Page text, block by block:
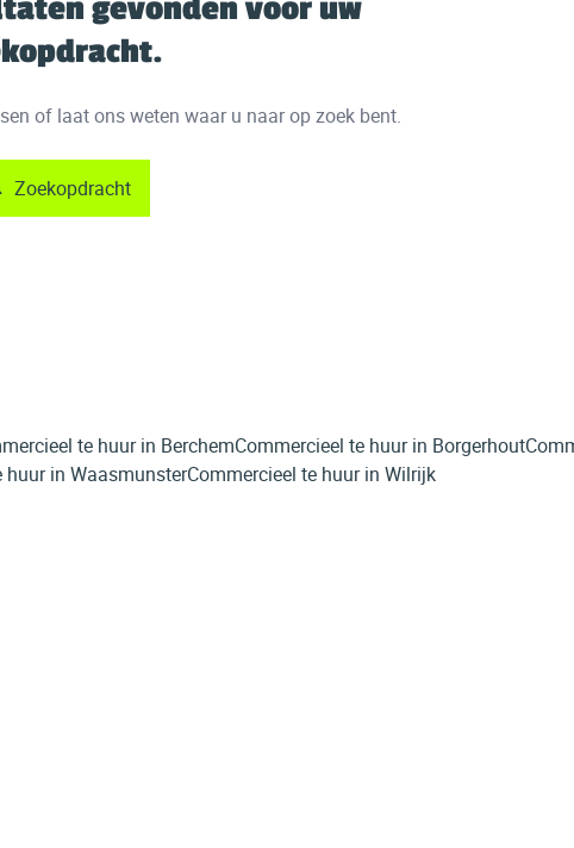
gevonden voor uw
of laat ons weten waar u naar op zoek bent.
Zoekopdracht
te huur in BerchemCommercieel te huur in Borgerhout
huur in WaasmunsterCommercieel te huur in Wilrijk